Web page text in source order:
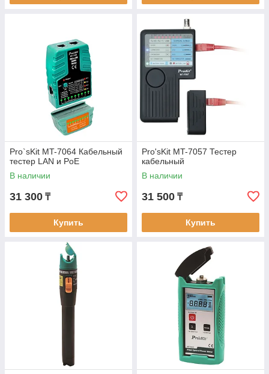
Pro`sKit MT-7064 Кабельный
тестер LAN и PoE
В наличии
31 300 ₸
Купить
Pro'sKit MT-7057 Тестер
кабельный
В наличии
31 500 ₸
Купить